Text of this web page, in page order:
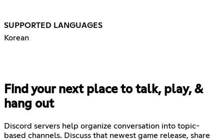
SUPPORTED LANGUAGES
Korean
Find your next place to talk, play, &
hang out
Discord servers help organize conversation into topic-
based channels. Discuss that newest game release, share